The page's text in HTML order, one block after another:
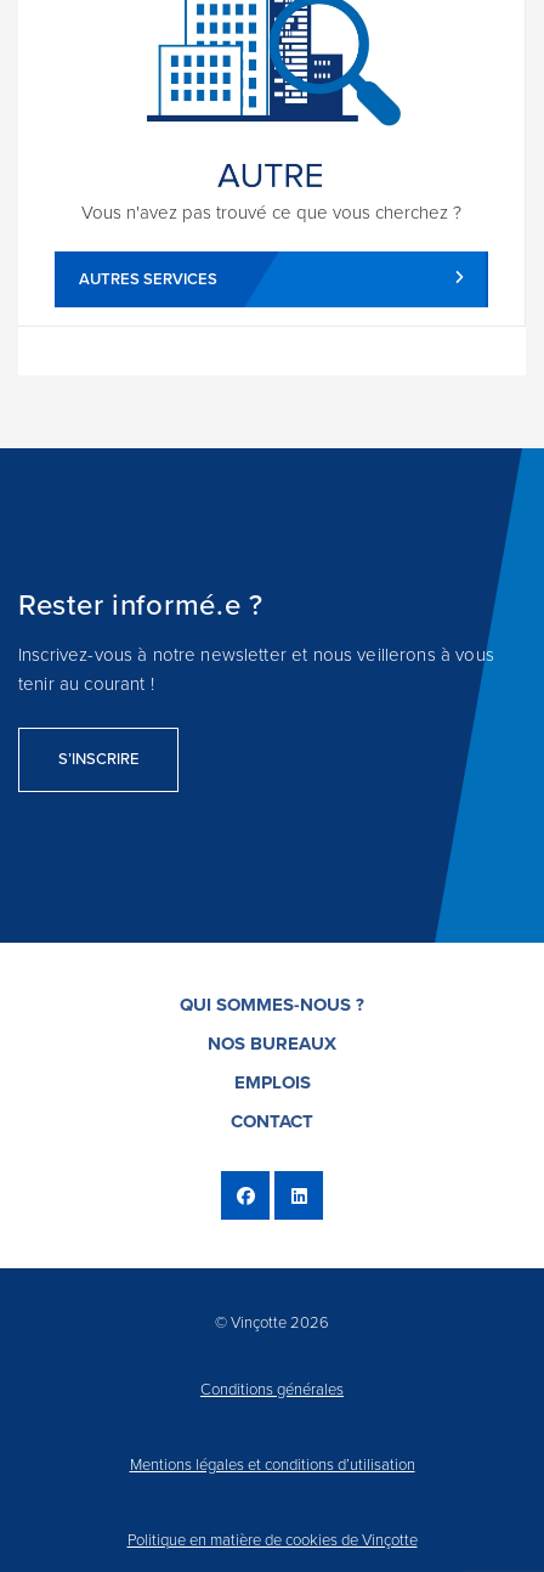
Vous n'avez pas trouvé ce que vous cherchez ?
AUTRES SERVICES
Rester informé.e ?
Inscrivez-vous à notre newsletter et nous veillerons à vous
tenir au courant !
S’INSCRIRE
QUI SOMMES-NOUS ?
NOS BUREAUX
EMPLOIS
CONTACT
© Vinçotte 2026
Conditions générales
Mentions légales et conditions d’utilisation
Politique en matière de cookies de Vinçotte